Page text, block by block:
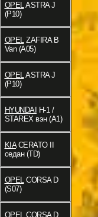
OPELASTRA J
(P10)
OPELZAFIRA B
Van (A05)
OPELASTRA J
(P10)
HYUNDAI H-1 /
STAREX вэн (A1)
KIACERATO II
седан (TD)
OPELCORSA D
(S07)
OPELCORSA D